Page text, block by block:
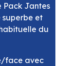
Pack Jantes
et
du
face avec